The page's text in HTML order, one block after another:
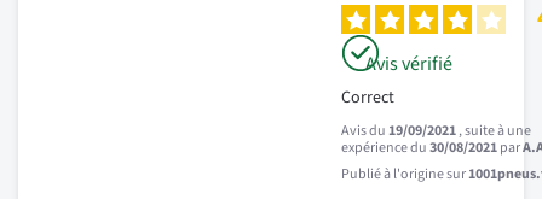
Avis vérifié
Correct
Avis du19/09/2021, suite à une
expérience du30/08/2021par
Publié à l'origine sur